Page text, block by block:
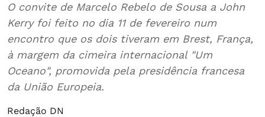
O convite de Marcelo Rebelo de Sousa a John
Kerry foi feito no dia 11 de fevereiro num
encontro que os dois tiveram em Brest, França,
à margem da cimeira internacional "Um
Oceano", promovida pela presidência francesa
da União Europeia.
Redação DN